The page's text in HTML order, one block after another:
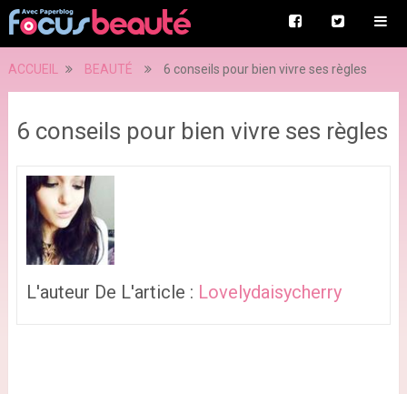
ACCUEIL BEAUTÉ 6 conseils pour bien vivre ses règles
6 conseils pour bien vivre ses règles
L'auteur De L'article : Lovelydaisycherry